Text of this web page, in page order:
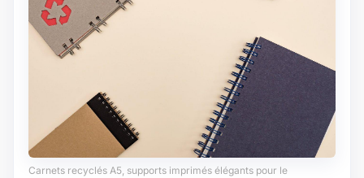
Carnets recyclés A5, supports imprimés élégants pour le